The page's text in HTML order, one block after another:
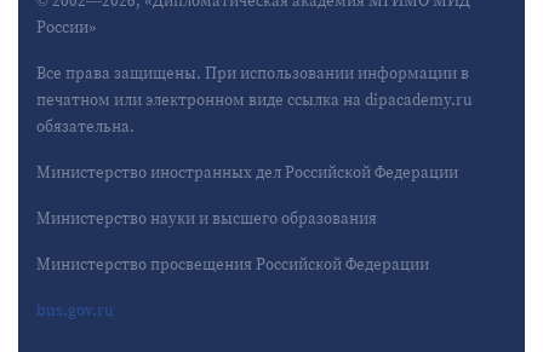
России»
Все права защищены. При использовании информации в
печатном или электронном виде ссылка на dipacademy.ru
обязательна.
Министерство иностранных дел Российской Федерации
Министерство науки и высшего образования
Министерство просвещения Российской Федерации
bus.gov.ru